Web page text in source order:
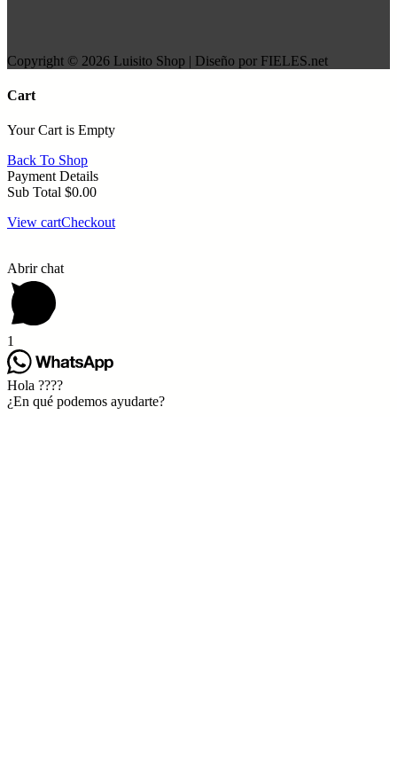
Copyright © 2026 Luisito Shop | Diseño por FIELES.net
Cart
Your Cart is Empty
Back To Shop
Payment Details
Sub Total $0.00
View cartCheckout
Abrir chat
1
Hola ????
¿En qué podemos ayudarte?